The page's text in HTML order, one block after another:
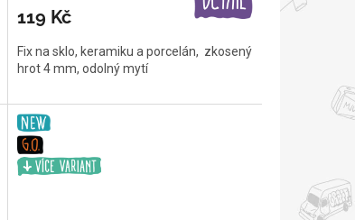
119 Kč
Fix na sklo, keramiku a porcelán, zkosený
hrot 4 mm, odolný mytí